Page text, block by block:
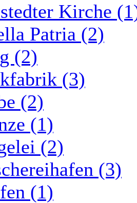
Kirche
Patria (2)
(2)
(3)
(2)
(1)
(2)
(3)
(1)